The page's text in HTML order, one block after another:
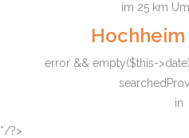
im 25 km
error && empty($this-
in
*/?>